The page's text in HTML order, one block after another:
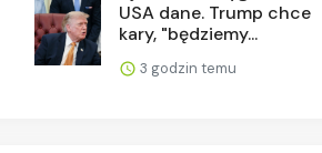
USA dane. Trump chce
kary, "będziemy...
3 godzin temu